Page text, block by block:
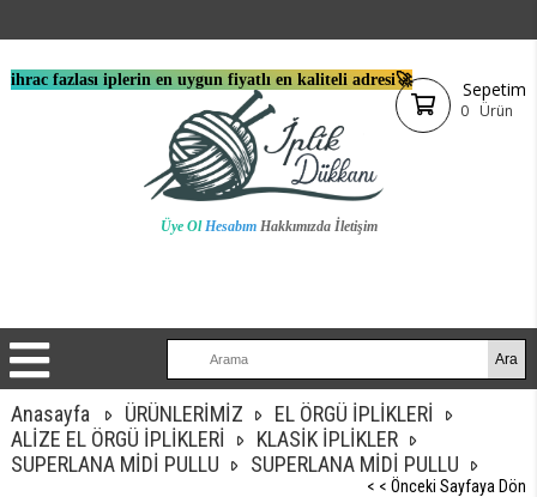
ihrac fazlası iplerin en uygun fiyatlı en kaliteli adresi🚀
Üye Ol Hesabım Hakkımızda İletişim
Sepetim
0 Ürün
Anasayfa ÜRÜNLERİMİZ
EL ÖRGÜ İPLİKLERİ
ALİZE EL ÖRGÜ İPLİKLERİ
KLASİK İPLİKLER
SUPERLANA MİDİ PULLU
SUPERLANA MİDİ PULLU
< < Önceki Sayfaya Dön